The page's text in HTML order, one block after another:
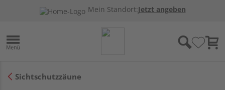
Mein Standort:Jetzt angeben
Sichtschutzzäune